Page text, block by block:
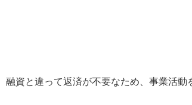
資と違って返済が不要なため、事業活動